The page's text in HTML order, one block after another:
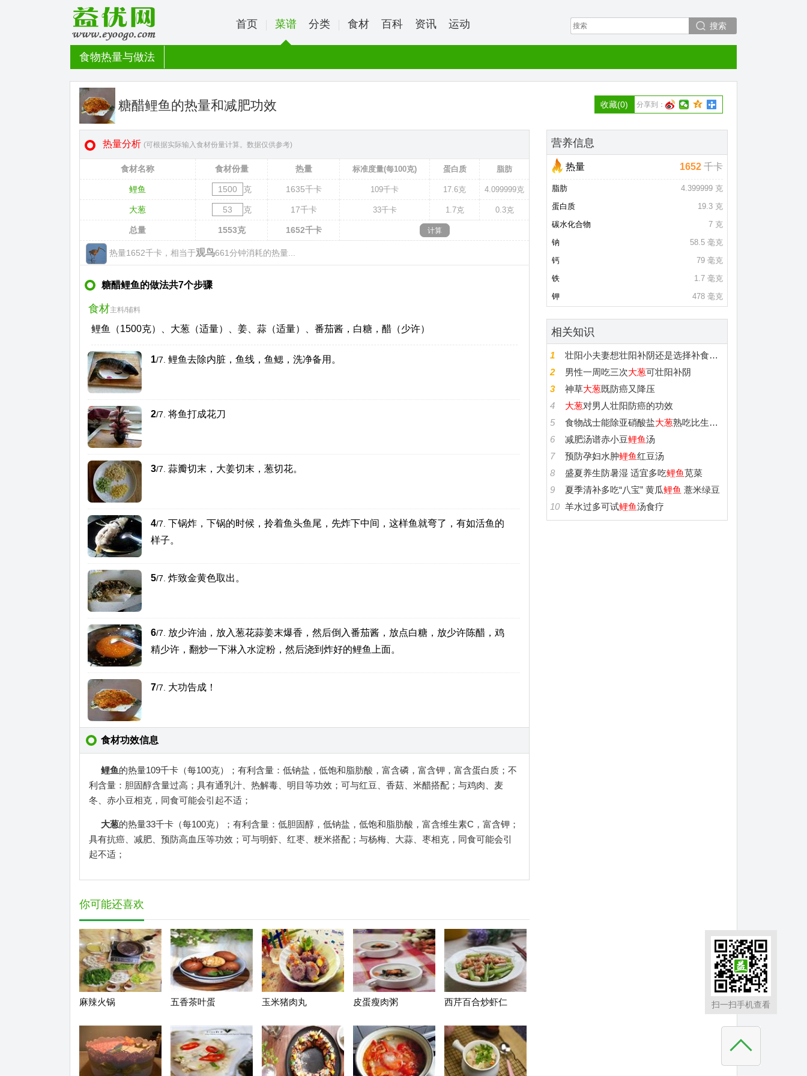
搜索
首页 菜谱 分类 食材 百科 资讯 运动
食物热量与做法
糖醋鲤鱼的热量和减肥功效 分享到：
收藏(0)
热量分析 (可根据实际输入食材份量计算。数据仅供参考)
食材名称 食材份量 热量 标准度量(每100克) 蛋白质 脂肪
鲤鱼 克 1635千卡 109千卡 17.6克 4.099999克
大葱 克 17千卡 33千卡 1.7克 0.3克
总量 1553克 1652千卡
热量1652千卡，相当于观鸟661分钟消耗的热量...
糖醋鲤鱼的做法共7个步骤
食材主料/辅料
鲤鱼（1500克）、大葱（适量）、姜、蒜（适量）、番茄酱，白糖，醋（少许）
1/7. 鲤鱼去除内脏，鱼线，鱼鳃，洗净备用。
2/7. 将鱼打成花刀
3/7. 蒜瓣切末，大姜切末，葱切花。
4/7. 下锅炸，下锅的时候，拎着鱼头鱼尾，先炸下中间，这样鱼就弯了，有如活鱼的
样子。
5/7. 炸致金黄色取出。
6/7.
放少许油，放入葱花蒜姜末爆香，然后倒入番茄酱，放点白糖，放少许陈醋，鸡
精少许，翻炒一下淋入水淀粉，然后浇到炸好的鲤鱼上面。
7/7. 大功告成！
食材功效信息
鲤鱼的热量109千卡（每100克）；有利含量：低钠盐，低饱和脂肪酸，富含磷，富含钾，富含蛋白质；不
利含量：胆固醇含量过高；具有通乳汁、热解毒、明目等功效；可与红豆、香菇、米醋搭配；与鸡肉、麦
冬、赤小豆相克，同食可能会引起不适；
大葱的热量33千卡（每100克）；有利含量：低胆固醇，低钠盐，低饱和脂肪酸，富含维生素C，富含钾；
具有抗癌、减肥、预防高血压等功效；可与明虾、红枣、粳米搭配；与杨梅、大蒜、枣相克，同食可能会引
起不适；
你可能还喜欢
麻辣火锅 五香茶叶蛋 玉米猪肉丸 皮蛋瘦肉粥 西芹百合炒虾仁
营养信息
热量 1652千卡
脂肪
4.399999 克
蛋白质
19.3 克
碳水化合物
7 克
钠
58.5 毫克
钙
79 毫克
铁
1.7 毫克
钾
478 毫克
相关知识
1 壮阳小夫妻想壮阳补阴还是选择补食
大葱
2
男性一周吃三次大葱可壮阳补阴
3
神草大葱既防癌又降压
4
大葱对男人壮阳防癌的功效
5
食物战士能除亚硝酸盐大葱熟吃比生吃更健康
6
减肥汤谱赤小豆鲤鱼汤
7
预防孕妇水肿鲤鱼红豆汤
8
盛夏养生防暑湿 适宜多吃鲤鱼苋菜
9
夏季清补多吃“八宝” 黄瓜鲤鱼 薏米绿豆
10 羊水过多可试鲤鱼汤食疗
扫一扫手机查看